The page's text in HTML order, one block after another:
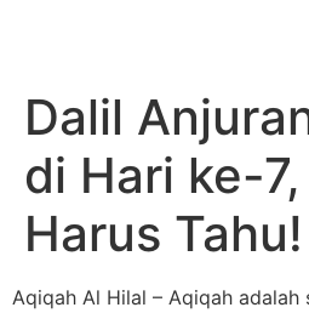
Dalil
di Hari ke-
Harus Tahu!
Aqiqah Al Hilal – Aqiqah adalah